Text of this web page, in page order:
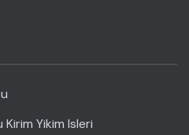
Yikim Isleri